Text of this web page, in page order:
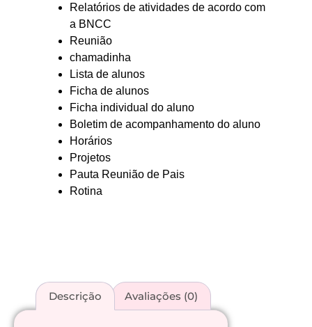
Relatórios de atividades de acordo com
a BNCC
Reunião
chamadinha
Lista de alunos
Ficha de alunos
Ficha individual do aluno
Boletim de acompanhamento do aluno
Horários
Projetos
Pauta Reunião de Pais
Rotina
Descrição Avaliações (0)